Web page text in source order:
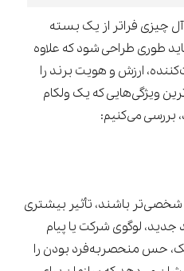
چیزی فراتر از یک بسته
طوری طراحی شود که علاوه
ارزش و هویت برند را
ویژگی‌هایی که یک ولکام
بررسی می‌کنیم:
شخصی‌تر باشند، تأثیر بیشتری
لوگوی شرکت یا پیام
حس منحصر‌به‌فرد بودن را